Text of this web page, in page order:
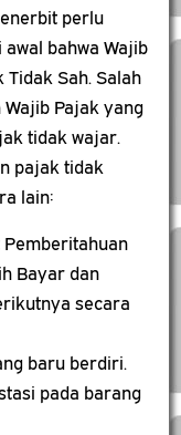
perlu
bahwa Wajib
Sah. Salah
Pajak yang
tidak wajar.
pajak tidak
lain:
Pemberitahuan
Bayar dan
secara
baru berdiri.
pada barang